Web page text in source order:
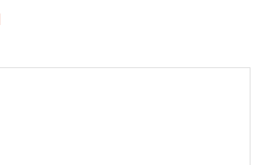
New Window